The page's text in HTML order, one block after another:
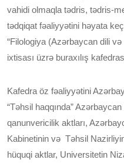
vahidi olmaqla tədris, tədris-
tədqiqat fəaliyyətini həyata
“Filologiya (Azərbaycan dili
ixtisası üzrə buraxılış
Kafedra öz fəaliyyətini
“Təhsil haqqında”
qanunvericilik aktları,
Kabinetinin və Təhsil
hüquqi aktlar, Universitetin